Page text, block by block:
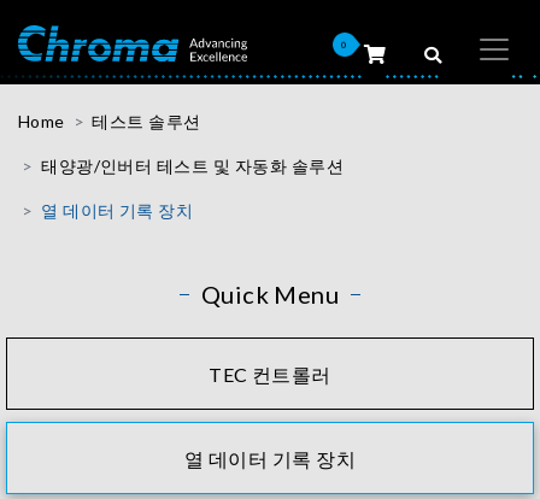
0
Home 테스트 솔루션
태양광/인버터 테스트 및 자동화 솔루션
열 데이터 기록 장치
Quick Menu
TEC 컨트롤러
열 데이터 기록 장치